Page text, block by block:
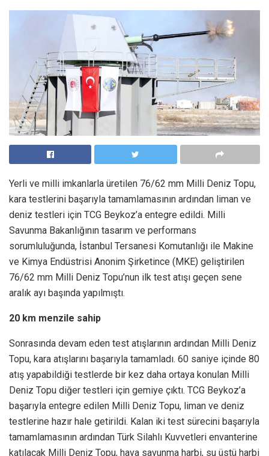
Yerli ve milli imkanlarla üretilen 76/62 mm Milli Deniz Topu,
kara testlerini başarıyla tamamlamasının ardından liman ve
deniz testleri için TCG Beykoz’a entegre edildi. Milli
Savunma Bakanlığının tasarım ve performans
sorumluluğunda, İstanbul Tersanesi Komutanlığı ile Makine
ve Kimya Endüstrisi Anonim Şirketince (MKE) geliştirilen
76/62 mm Milli Deniz Topu’nun ilk test atışı geçen sene
aralık ayı başında yapılmıştı.
20 km menzile sahip
Sonrasında devam eden test atışlarının ardından Milli Deniz
Topu, kara atışlarını başarıyla tamamladı. 60 saniye içinde 80
atış yapabildiği testlerde bir kez daha ortaya konulan Milli
Deniz Topu diğer testleri için gemiye çıktı. TCG Beykoz’a
başarıyla entegre edilen Milli Deniz Topu, liman ve deniz
testlerine hazır hale getirildi. Kalan iki test sürecini başarıyla
tamamlamasının ardından Türk Silahlı Kuvvetleri envanterine
katılacak Milli Deniz Topu, hava savunma harbi, su üstü harbi